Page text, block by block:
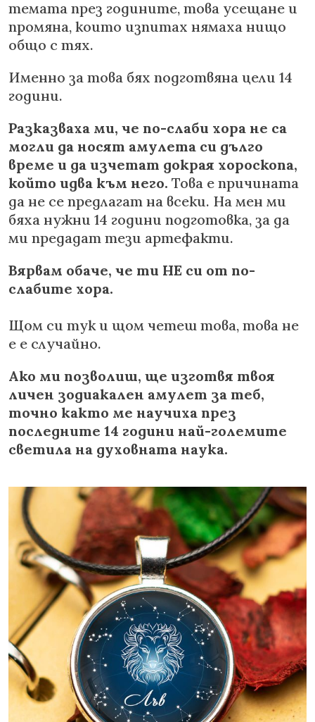
темата през годините, това усещане и
промяна, които изпитах нямаха нищо
общо с тях.
Именно за това бях подготвяна цели 14
години.
Разказваха ми, че по-слаби хора не са
могли да носят амулета си дълго
време и да изчетат докрая хороскопа,
който идва към него. Това е причината
да не се предлагат на всеки. На мен ми
бяха нужни 14 години подготовка, за да
ми предадат тези артефакти.
Вярвам обаче, че ти НЕ си от по-
слабите хора.
Щом си тук и щом четеш това, това не
е е случайно.
Ако ми позволиш, ще изготвя твоя
личен зодиакален амулет за теб,
точно както ме научиха през
последните 14 години най-големите
светила на духовната наука.